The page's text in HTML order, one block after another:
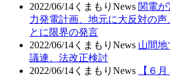
2022/06/14 くまもりNews 関電
力発電計画、地元に大反対の声
とに限界の発言
2022/06/14 くまもりNews 山間
議連、法改正検討
2022/06/14 くまもりNews
【６